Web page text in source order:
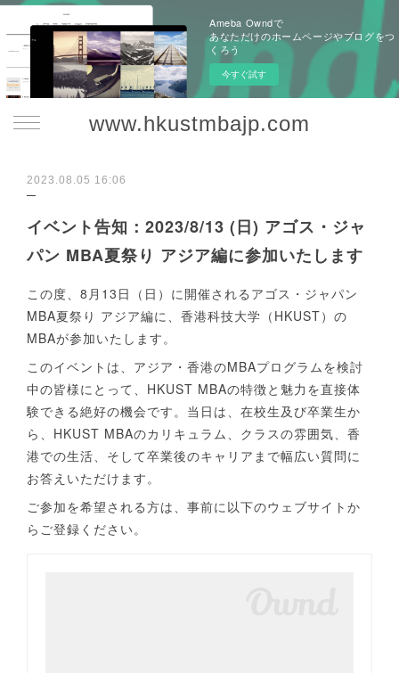
Ameba Owndで
あなただけのホームページやブログをつ
くろう
今すぐ試す
www.hkustmbajp.com
2023.08.05 16:06
イベント告知：2023/8/13 (日) アゴス・ジャ
パン MBA夏祭り アジア編に参加いたします
この度、8月13日（日）に開催されるアゴス・ジャパン
MBA夏祭り アジア編に、香港科技大学（HKUST）の
MBAが参加いたします。
このイベントは、アジア・香港のMBAプログラムを検討
中の皆様にとって、HKUST MBAの特徴と魅力を直接体
験できる絶好の機会です。当日は、在校生及び卒業生か
ら、HKUST MBAのカリキュラム、クラスの雰囲気、香
港での生活、そして卒業後のキャリアまで幅広い質問に
お答えいただけます。
ご参加を希望される方は、事前に以下のウェブサイトか
らご登録ください。